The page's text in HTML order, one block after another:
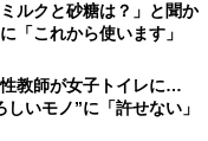
ルクと砂糖は？」と聞か
これから使います」
性教師が女子トイレに…
いモノ”に「許せない」